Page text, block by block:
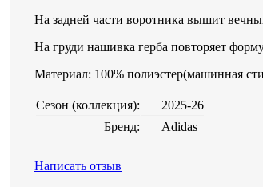
На задней части воротника вышит
На груди нашивка герба повторяет
Материал: 100% полиэстер(машинная
Сезон (коллекция):
2025-26
Бренд:
Adidas
Написать отзыв